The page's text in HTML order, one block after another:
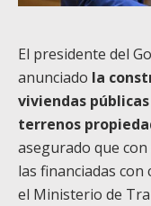
El presidente del
anunciado la
viviendas
terrenos
asegurado que con
las financiadas
el Ministerio de